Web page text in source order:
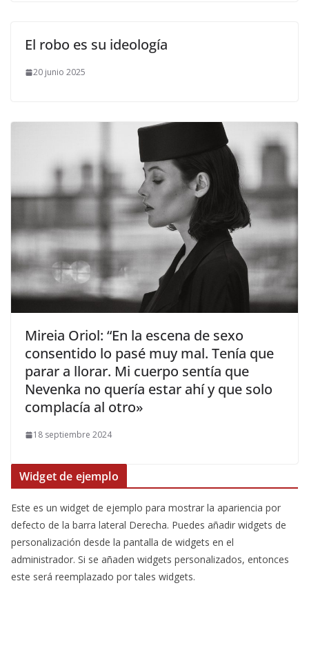
El robo es su ideología
20 junio 2025
​Mireia Oriol: “En la escena de sexo
consentido lo pasé muy mal. Tenía que
parar a llorar. Mi cuerpo sentía que
Nevenka no quería estar ahí y que solo
complacía al otro»
18 septiembre 2024
Widget de ejemplo
Este es un widget de ejemplo para mostrar la apariencia por
defecto de la barra lateral Derecha. Puedes añadir widgets de
personalización desde la pantalla de widgets en el
administrador. Si se añaden widgets personalizados, entonces
este será reemplazado por tales widgets.